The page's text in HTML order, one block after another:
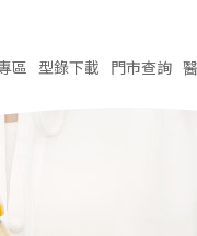
區 型錄下載 門市查詢